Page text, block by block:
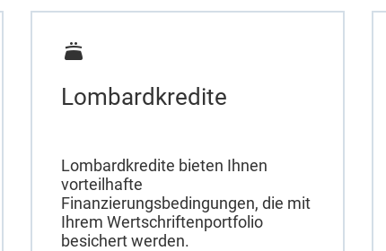
Lombardkredite
Lombardkredite bieten Ihnen
vorteilhafte
Finanzierungsbedingungen, die mit
Ihrem Wertschriftenportfolio
besichert werden.